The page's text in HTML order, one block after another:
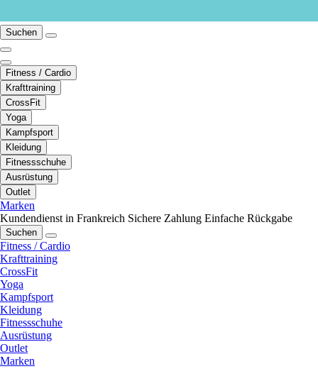
Suchen
Fitness / Cardio
Krafttraining
CrossFit
Yoga
Kampfsport
Kleidung
Fitnessschuhe
Ausrüstung
Outlet
Marken
Kundendienst in Frankreich Sichere Zahlung Einfache Rückgabe
Suchen
Fitness / Cardio
Krafttraining
CrossFit
Yoga
Kampfsport
Kleidung
Fitnessschuhe
Ausrüstung
Outlet
Marken